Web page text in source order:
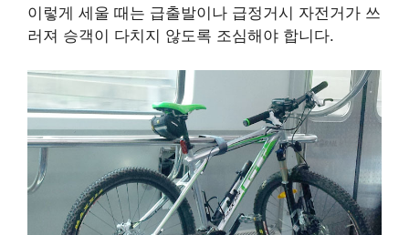
이렇게 세울 때는 급출발이나 급정거시 자전거가 쓰
러져 승객이 다치지 않도록 조심해야 합니다.